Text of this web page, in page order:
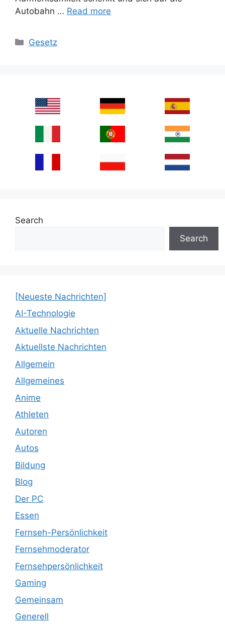
Autobahn … Read more
Categories
Gesetz
Search
Search
[Neueste Nachrichten]
AI-Technologie
Aktuelle Nachrichten
Aktuellste Nachrichten
Allgemein
Allgemeines
Anime
Athleten
Autoren
Autos
Bildung
Blog
Der PC
Essen
Fernseh-Persönlichkeit
Fernsehmoderator
Fernsehpersönlichkeit
Gaming
Gemeinsam
Generell